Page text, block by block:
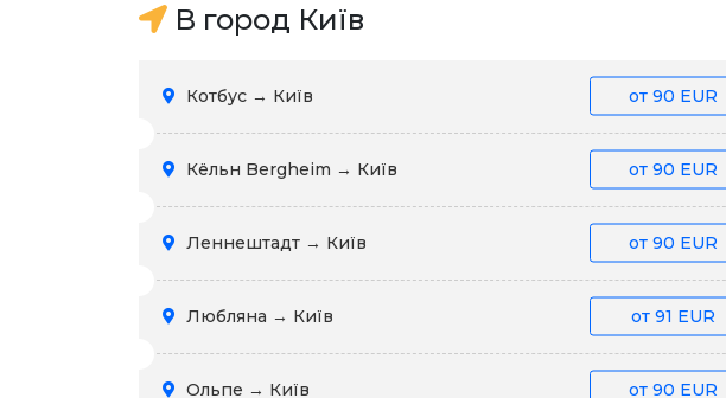
В город Київ
Котбус → Київ от 90 EUR
Кёльн Bergheim → Київ от 90 EUR
Леннештадт → Київ от 90 EUR
Любляна → Київ от 91 EUR
Ольпе → Київ от 90 EUR